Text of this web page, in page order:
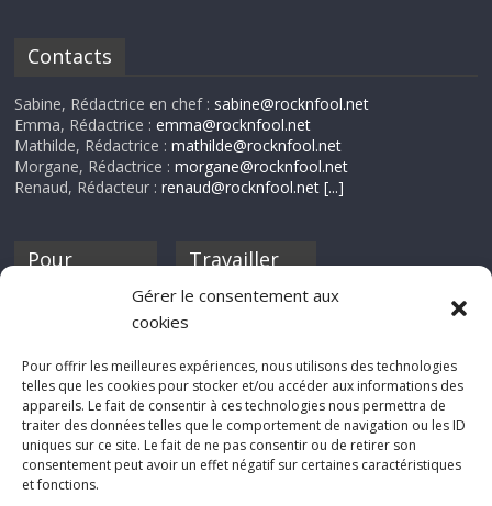
Gérer le consentement aux
cookies
Pour offrir les meilleures expériences, nous utilisons des technologies
telles que les cookies pour stocker et/ou accéder aux informations des
appareils. Le fait de consentir à ces technologies nous permettra de
traiter des données telles que le comportement de navigation ou les ID
uniques sur ce site. Le fait de ne pas consentir ou de retirer son
consentement peut avoir un effet négatif sur certaines caractéristiques
et fonctions.
Contacts
Sabine, Rédactrice en chef : sabine@rocknfool.net
Emma, Rédactrice :emma@rocknfool.net
Mathilde, Rédactrice :mathilde@rocknfool.net
Morgane, Rédactrice :morgane@rocknfool.net
Renaud, Rédacteur :renaud@rocknfool.net [...]
Pour
discothèque
Travailler
Si tu souhaites
Rocknfool, n'hésite
pas à nous envoyer
tes chroniques de
concerts, de films,
séries ou des billets
d'humeur :